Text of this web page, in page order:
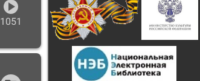
1051